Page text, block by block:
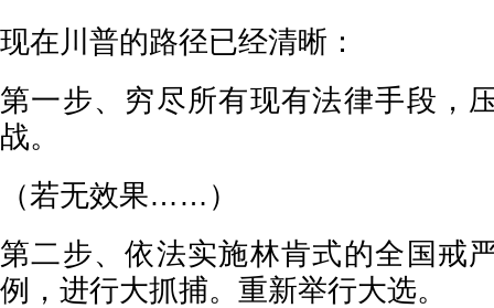
现在川普的路径已经清晰：
第一步、穷尽所有现有法律手段，
战。
（若无效果……）
第二步、依法实施林肯式的全国戒
例，进行大抓捕。重新举行大选。